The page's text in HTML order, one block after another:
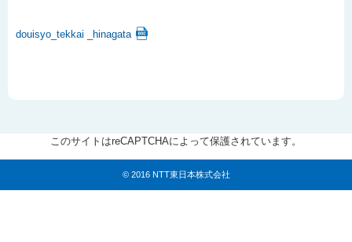
douisyo_tekkai _hinagata
このサイトはreCAPTCHAによって保護されています。
© 2016 NTT東日本株式会社